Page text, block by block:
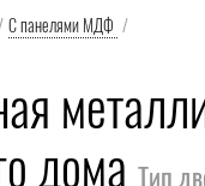
С панелями МДФ /
дома Тип